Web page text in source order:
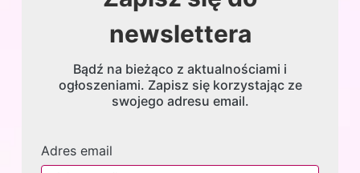
newslettera
Bądź na bieżąco z aktualnościami i
ogłoszeniami. Zapisz się korzystając ze
swojego adresu email.
Adres email